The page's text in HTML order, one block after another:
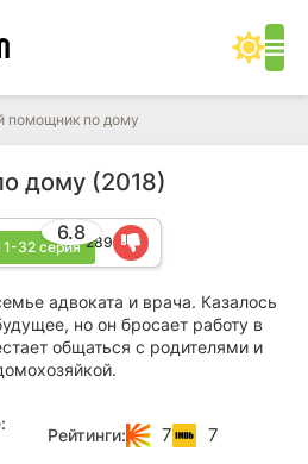
помощник по дому
дому (2018)
1-32 серия
6.8289
адвоката и врача. Казалось
но он бросает работу в
общаться с родителями и
Рейтинги: 7 7